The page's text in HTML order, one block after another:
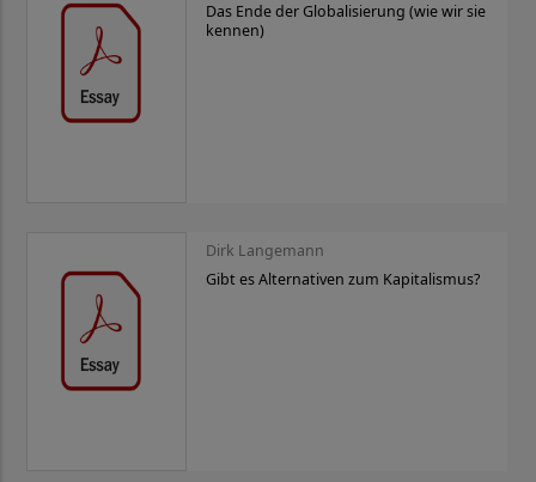
Das Ende der Globalisierung (wie wir sie
kennen)
Dirk Langemann
Gibt es Alternativen zum Kapitalismus?